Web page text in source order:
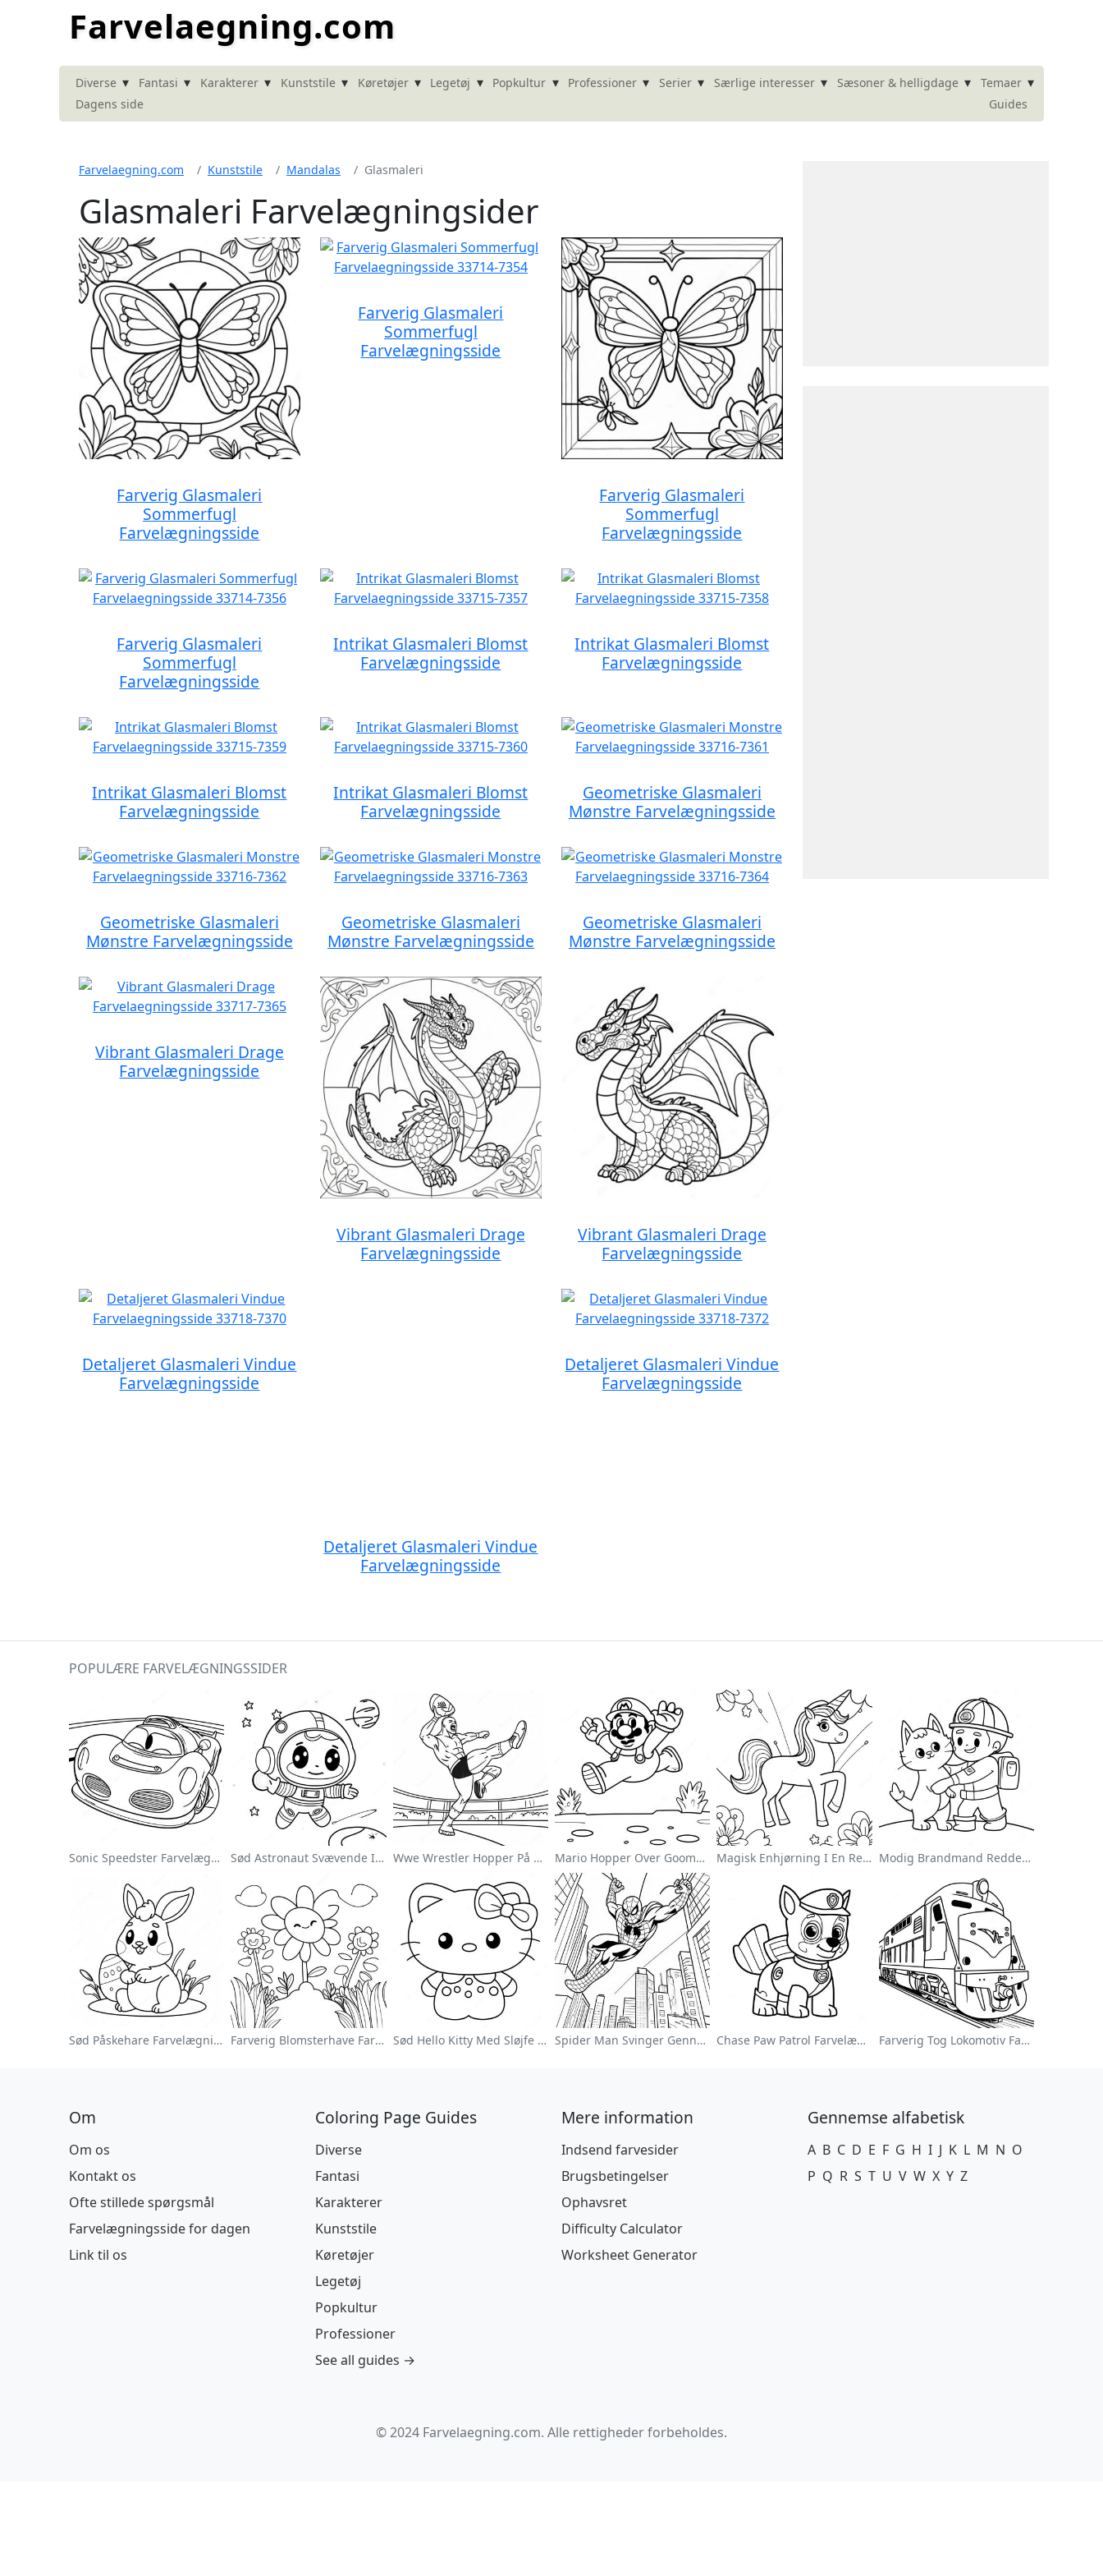
Farvelaegning.com
Diverse ▾ Fantasi ▾ Karakterer ▾ Kunststile ▾ Køretøjer ▾ Legetøj ▾ Popkultur ▾ Professioner ▾ Serier ▾ Særlige interesser ▾ Sæsoner & helligdage ▾ Temaer ▾
Dagens side Guides
Farvelaegning.com Kunststile Mandalas Glasmaleri
Glasmaleri Farvelægningsider
Farverig Glasmaleri
Sommerfugl
Farvelægningsside
Farverig Glasmaleri
Sommerfugl
Farvelægningsside
Farverig Glasmaleri
Sommerfugl
Farvelægningsside
Farverig Glasmaleri
Sommerfugl
Farvelægningsside
Intrikat Glasmaleri Blomst
Farvelægningsside
Intrikat Glasmaleri Blomst
Farvelægningsside
Intrikat Glasmaleri Blomst
Farvelægningsside
Intrikat Glasmaleri Blomst
Farvelægningsside
Geometriske Glasmaleri
Mønstre Farvelægningsside
Geometriske Glasmaleri
Mønstre Farvelægningsside
Geometriske Glasmaleri
Mønstre Farvelægningsside
Geometriske Glasmaleri
Mønstre Farvelægningsside
Vibrant Glasmaleri Drage
Farvelægningsside
Vibrant Glasmaleri Drage
Farvelægningsside
Vibrant Glasmaleri Drage
Farvelægningsside
Detaljeret Glasmaleri Vindue
Farvelægningsside
Detaljeret Glasmaleri Vindue
Farvelægningsside
Detaljeret Glasmaleri Vindue
Farvelægningsside
POPULÆRE FARVELÆGNINGSSIDER
Sonic Speedster Farvelægningsside Sød Astronaut Svævende I Rummet Farvelægningsside Wwe Wrestler Hopper På Modstander Farvelægningsside Mario Hopper Over Goombas Farvelægningsside Magisk Enhjørning I En Regnbue Farvelægningsside Modig Brandmand Redder En Kat Farvelægningsside
Sød Påskehare Farvelægningsside Farverig Blomsterhave Farvelægningsside Sød Hello Kitty Med Sløjfe Farvelægningsside Spider Man Svinger Gennem Byen Farvelægningsside Chase Paw Patrol Farvelægningsside Farverig Tog Lokomotiv Farvelægningsside
Om
Om os
Kontakt os
Ofte stillede spørgsmål
Farvelægningsside for dagen
Link til os
Coloring Page Guides
Diverse
Fantasi
Karakterer
Kunststile
Køretøjer
Legetøj
Popkultur
Professioner
See all guides →
Mere information
Indsend farvesider
Brugsbetingelser
Ophavsret
Difficulty Calculator
Worksheet Generator
Gennemse alfabetisk
A B C D E F G H I J K L M N O
P Q R S T U V W X Y Z
© 2024 Farvelaegning.com. Alle rettigheder forbeholdes.